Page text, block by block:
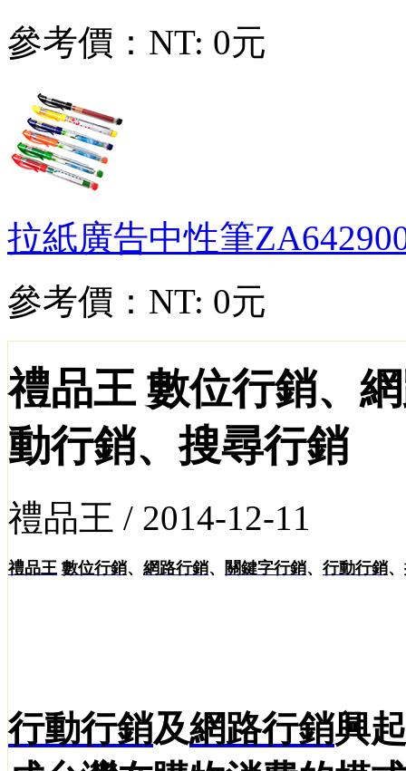
參考價： NT: 0元
拉紙廣告中性筆
參考價： NT: 0元
禮品王 數位行銷、
動行銷、搜尋行銷
禮品王 / 2014-12-11
禮品王 數位行銷、 網路行銷、 關鍵字行銷、 行動行銷、
行動行銷及網路行銷興